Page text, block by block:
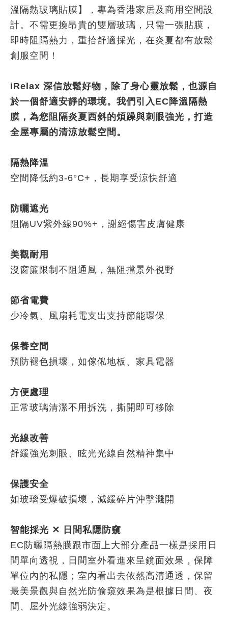
溫隔熱玻璃貼膜】，專為香港家居及商用空間設
計。不需更換昂貴的雙層玻璃，只需一張貼膜，
即時阻隔熱力，重拾舒適採光，在炎夏都有放鬆
創服空間！
iRelax 深信放鬆好物，除了身心靈放鬆，也源自
於一個舒適安靜的環境。我們引入EC降溫隔熱
膜，為您阻隔炎夏西斜的煩躁與刺眼強光，打造
全屋專屬的清涼放鬆空間。
隔熱降溫
空間降低約3-6°C+，長期享受涼快舒適
防曬遮光
阻隔UV紫外線90%+，謝絕傷害皮膚健康
美觀耐用
沒窗簾限制不阻通風，無阻擋景外視野
節省電費
少冷氣、風扇耗電支出支持節能環保
保養空間
預防褪色損壞，如傢俬地板、家具電器
方便處理
正常玻璃清潔不用拆洗，撕開即可移除
光線改善
舒緩強光刺眼、眩光光線自然精神集中
保護安全
如玻璃受爆破損壞，減緩碎片沖擊濺開
智能採光 ✕ 日間私隱防窺
EC防曬隔熱膜跟市面上大部分產品一樣是採用日
間單向透視，日間室外看進來呈鏡面效果，保障
單位內的私隱；室內看出去依然高清通透，保留
最美景觀與自然光防偷窺效果為是根據日間、夜
間、屋外光線強弱決定。